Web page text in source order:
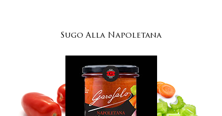
Sugo Alla Napoletana